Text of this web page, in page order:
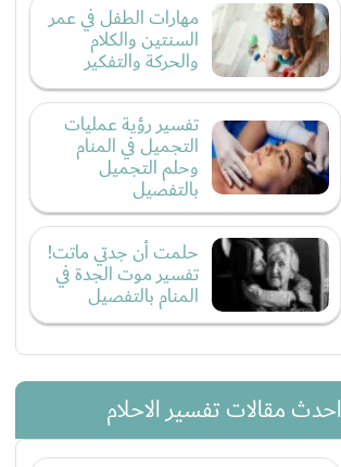
مهارات الطفل في عمر
السنتين والكلام
والحركة والتفكير
تفسير رؤية عمليات
التجميل في المنام
وحلم التجميل
بالتفصيل
حلمت أن جدتي ماتت!
تفسير موت الجدة في
المنام بالتفصيل
احدث مقالات تفسير الاحلام